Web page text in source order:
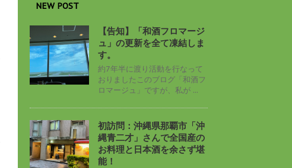
NEW POST
【告知】「和酒フロマージ
ュ」の更新を全て凍結しま
す。
約7年半に渡り活動を行なって
おりましたこのブログ「和酒フ
ロマージュ」ですが、私が ...
初訪問：沖縄県那覇市「沖
縄青二才」さんで全国産の
お料理と日本酒を余さず堪
能！